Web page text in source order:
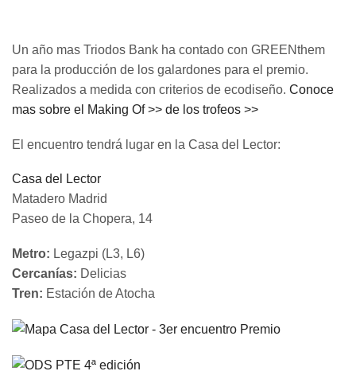
Un año mas Triodos Bank ha contado con GREENthem
para la producción de los galardones para el premio.
Realizados a medida con criterios de ecodiseño. Conoce
mas sobre el Making Of >> de los trofeos >>
El encuentro tendrá lugar en la Casa del Lector:
Casa del Lector
Matadero Madrid
Paseo de la Chopera, 14
Metro: Legazpi (L3, L6)
Cercanías: Delicias
Tren: Estación de Atocha